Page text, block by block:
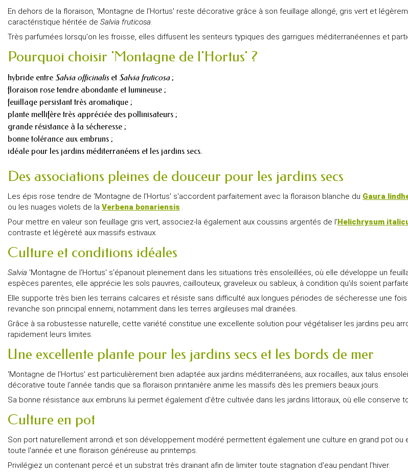
En dehors de la floraison, 'Montagne de l'Hortus' reste décorative grâce à son feuillage allongé, gris vert et
caractéristique héritée de Salvia fruticosa.
Très parfumées lorsqu'on les froisse, elles diffusent les senteurs typiques des garrigues méditerranéennes et
Pourquoi choisir 'Montagne de l'Hortus' ?
hybride entre Salvia officinaliset Salvia fruticosa;
floraison rose tendre abondante et lumineuse ;
feuillage persistant très aromatique ;
plante mellifère très appréciée des pollinisateurs ;
grande résistance à la sécheresse ;
bonne tolérance aux embruns ;
idéale pour les jardins méditerranéens et les jardins secs.
Des associations pleines de douceur pour les jardins secs
Les épis rose tendre de 'Montagne de l'Hortus' s'accordent parfaitement avec la floraison blanche du Gaura
ou les nuages violets de la Verbena bonariensis .
Pour mettre en valeur son feuillage gris vert, associez-la également aux coussins argentés de l'Helichrysum
contraste et légèreté aux massifs estivaux.
Culture et conditions idéales
Salvia 'Montagne de l'Hortus' s'épanouit pleinement dans les situations très ensoleillées, où elle développe un
espèces parentes, elle apprécie les sols pauvres, caillouteux, graveleux ou sableux, à condition qu'ils soient
Elle supporte très bien les terrains calcaires et résiste sans difficulté aux longues périodes de sécheresse une
revanche son principal ennemi, notamment dans les terres argileuses mal drainées.
Grâce à sa robustesse naturelle, cette variété constitue une excellente solution pour végétaliser les jardins peu
rapidement leurs limites.
Une excellente plante pour les jardins secs et les bords de mer
'Montagne de l'Hortus' est particulièrement bien adaptée aux jardins méditerranéens, aux rocailles, aux talus
décorative toute l'année tandis que sa floraison printanière anime les massifs dès les premiers beaux jours.
Sa bonne résistance aux embruns lui permet également d'être cultivée dans les jardins littoraux, où elle conserve
Culture en pot
Son port naturellement arrondi et son développement modéré permettent également une culture en grand pot
toute l'année et une floraison généreuse au printemps.
Privilégiez un contenant percé et un substrat très drainant afin de limiter toute stagnation d'eau pendant l'hiver.